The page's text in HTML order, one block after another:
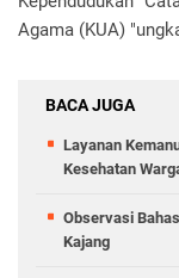
Agama (KUA)
BACA JUGA
Layanan
Kesehatan
Observasi
Kajang